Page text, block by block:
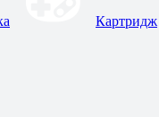
Картридж